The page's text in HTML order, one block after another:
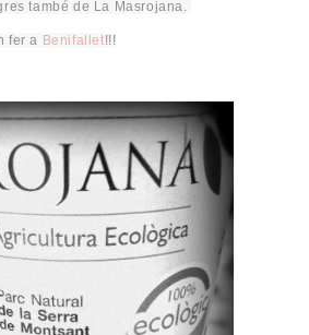
també de La Masrojana.
fer a Benifallet!!!